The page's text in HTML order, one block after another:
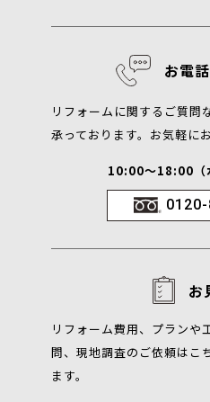
お電
リフォームに関するご質問
承っております。お気軽に
10:00～18:00（
お
リフォーム費用、プランや
問、現地調査のご依頼はこ
ます。